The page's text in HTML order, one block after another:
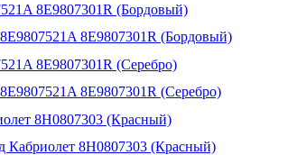
8E9807301R (Бордовый)
8E9807301R (Бордовый)
8E9807301R (Серебро)
8E9807301R (Серебро)
8H0807303 (Красный)
Кабриолет 8H0807303 (Красный)